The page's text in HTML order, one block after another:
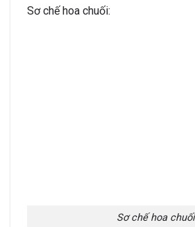
Sơ chế hoa chuối:
Sơ chế hoa chuối